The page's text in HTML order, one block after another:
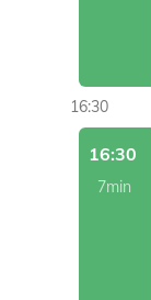
16:30
16:30
7min